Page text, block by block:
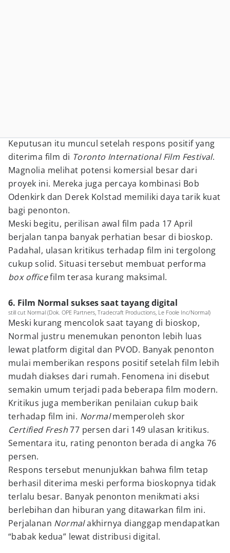
Keputusan itu muncul setelah respons positif yang
diterima film di Toronto International Film Festival.
Magnolia melihat potensi komersial besar dari
proyek ini. Mereka juga percaya kombinasi Bob
Odenkirk dan Derek Kolstad memiliki daya tarik kuat
bagi penonton.
Meski begitu, perilisan awal film pada 17 April
berjalan tanpa banyak perhatian besar di bioskop.
Padahal, ulasan kritikus terhadap film ini tergolong
cukup solid. Situasi tersebut membuat performa
box officefilm terasa kurang maksimal.
6. Film Normal sukses saat tayang digital
still cut Normal (Dok. OPE Partners, Tradecraft Productions, Le Foole Inc/Normal)
Meski kurang mencolok saat tayang di bioskop,
Normal justru menemukan penonton lebih luas
lewat platform digital dan PVOD. Banyak penonton
mulai memberikan respons positif setelah film lebih
mudah diakses dari rumah. Fenomena ini disebut
semakin umum terjadi pada beberapa film modern.
Kritikus juga memberikan penilaian cukup baik
terhadap film ini. Normalmemperoleh skor
Certified Fresh77 persen dari 149 ulasan kritikus.
Sementara itu, rating penonton berada di angka 76
persen.
Respons tersebut menunjukkan bahwa film tetap
berhasil diterima meski performa bioskopnya tidak
terlalu besar. Banyak penonton menikmati aksi
berlebihan dan hiburan yang ditawarkan film ini.
Perjalanan Normalakhirnya dianggap mendapatkan
“babak kedua” lewat distribusi digital.